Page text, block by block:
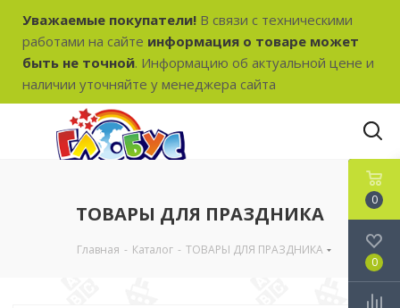
Уважаемые покупатели! В связи с техническими
работами на сайте информация о товаре может
быть не точной. Информацию об актуальной цене и
наличии уточняйте у менеджера сайта
ТОВАРЫ ДЛЯ ПРАЗДНИКА
Главная - Каталог - ТОВАРЫ ДЛЯ ПРАЗДНИКА
0
0